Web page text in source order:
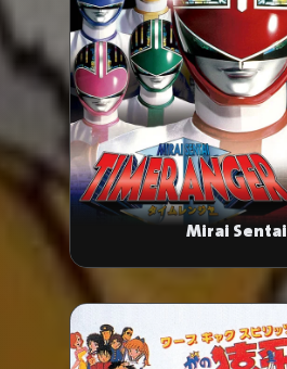
Mirai Sentai